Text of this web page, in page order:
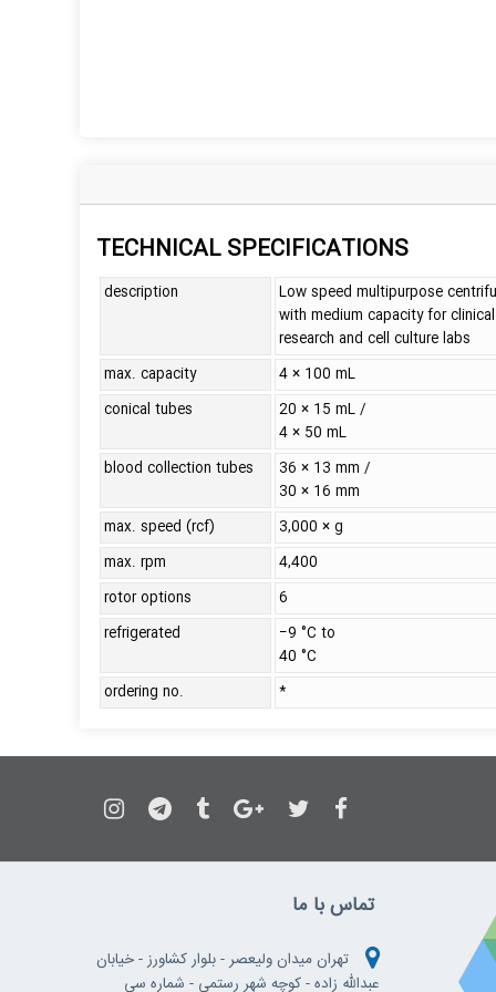
TECHNICAL SPECIFICATIONS
description
Low speed multipurpose
with medium capacity for clinical
research and cell culture labs
max. capacity
4 × 100 mL
conical tubes
20 × 15 mL /
4 × 50 mL
blood collection tubes
36 × 13 mm /
30 × 16 mm
max. speed (rcf)
3,000 × g
max. rpm
4,400
rotor options
6
refrigerated
−9 °C to
40 °C
ordering no.
*
تماس با ما
تهران میدان ولیعصر - بلوار کشاورز - خیابان
عبدالله زاده - کوچه شهر رستمی - شماره سی